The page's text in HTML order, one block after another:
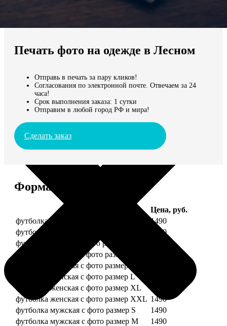
Мы доставляем по всему миру
Продолжить без города
Печать фото на одежде в Лесном
Отправь в печать за пару кликов!
Согласования по электронной почте. Отвечаем за 24
часа!
Срок выполнения заказа: 1 сутки
Отправим в любой город РФ и мира!
Сделать заказ
Форматы и цены
Цена, руб.
футболка детская с фото рост 118 см
1490
футболка детская с фото рост 128 см
1490
футболка детская с фото рост 134 см
футболка женская с фото размер S
футболка женская с фото размер M
футболка женская с фото размер L
футболка женская с фото размер XL
футболка женская с фото размер XXL 1490
футболка мужская с фото размер S
1490
футболка мужская с фото размер M
1490